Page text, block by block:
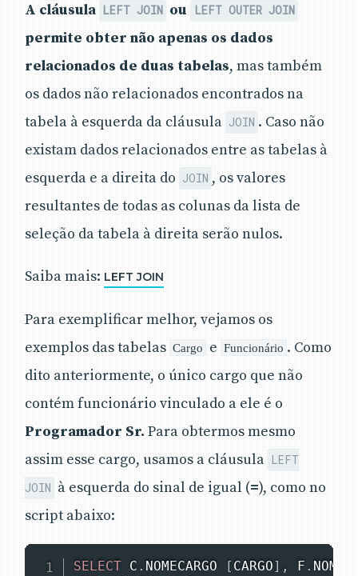
A cláusula LEFT JOIN ou LEFT OUTER JOIN
permite obter não apenas os dados
relacionados de duas tabelas, mas também
os dados não relacionados encontrados na
tabela à esquerda da cláusula JOIN . Caso não
existam dados relacionados entre as tabelas à
esquerda e a direita do JOIN , os valores
resultantes de todas as colunas da lista de
seleção da tabela à direita serão nulos.
Saiba mais: LEFT JOIN
Para exemplificar melhor, vejamos os
exemplos das tabelas Cargo e Funcionário . Como
dito anteriormente, o único cargo que não
contém funcionário vinculado a ele é o
Programador Sr. Para obtermos mesmo
assim esse cargo, usamos a cláusula LEFT
JOIN à esquerda do sinal de igual (=), como no
script abaixo:
SELECT C . NOMECARGO [ CARGO] , F .